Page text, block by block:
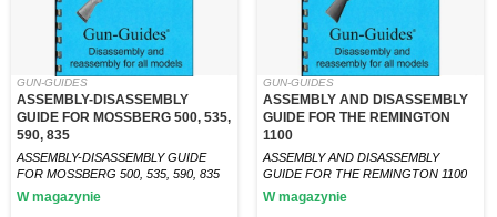
GUN-GUIDES
ASSEMBLY-DISASSEMBLY
GUIDE FOR MOSSBERG 500, 535,
590, 835
ASSEMBLY-DISASSEMBLY GUIDE
FOR MOSSBERG 500, 535, 590, 835
W magazynie
GUN-GUIDES
ASSEMBLY AND DISASSEMBLY
GUIDE FOR THE REMINGTON
1100
ASSEMBLY AND DISASSEMBLY
GUIDE FOR THE REMINGTON 1100
W magazynie